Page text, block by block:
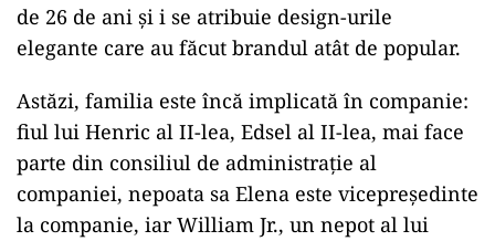
de 26 de ani și i se atribuie design-urile
elegante care au făcut brandul atât de popular.
Astăzi, familia este încă implicată în companie:
fiul lui Henric al II-lea, Edsel al II-lea, mai face
parte din consiliul de administrație al
companiei, nepoata sa Elena este vicepreședinte
la companie, iar William Jr., un nepot al lui